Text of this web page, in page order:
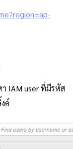
IAM user ที่มีรหัส
ค์